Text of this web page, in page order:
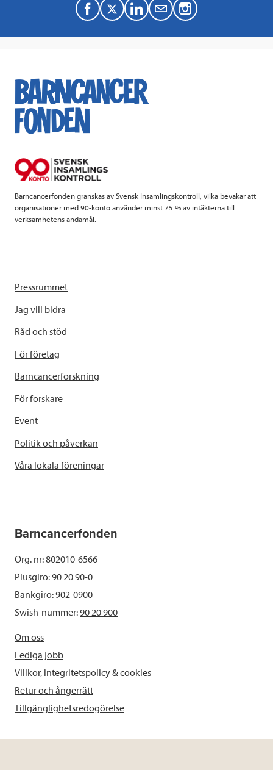
F
a
e
b
k
T
w
t
t
L
i
k
e
M
a
Barncancerfonden granskas av Svensk Insamlingskontroll, vilka bevakar att
organisationer med 90-konto använder minst 75 % av intäkterna till
verksamhetens ändamål.
Pressrummet
Jag vill bidra
Råd och stöd
För företag
Barncancerforskning
För forskare
Event
Politik och påverkan
Våra lokala föreningar
Barncancerfonden
Org. nr: 802010-6566
Plusgiro: 90 20 90-0
Bankgiro: 902-0900
Swish-nummer:90 20 900
Om oss
Lediga jobb
Villkor, integritetspolicy & cookies
Retur och ångerrätt
Tillgänglighetsredogörelse